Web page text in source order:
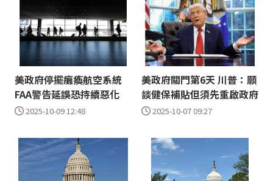
美政府停擺癱瘓航空系統
FAA警告延誤恐持續惡化
2025-10-09 12:48
美政府關門第6天 川普：願
談健保補貼但須先重啟政府
2025-10-07 09:27